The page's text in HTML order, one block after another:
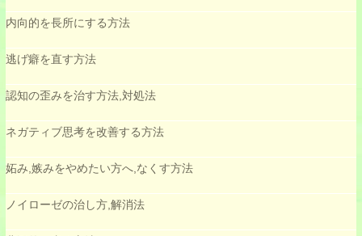
内向的を長所にする方法
逃げ癖を直す方法
認知の歪みを治す方法,対処法
ネガティブ思考を改善する方法
妬み,嫉みをやめたい方へ,なくす方法
ノイローゼの治し方,解消法